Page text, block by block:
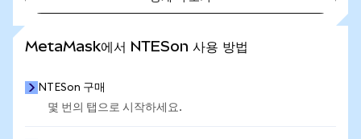
MetaMask에서 NTESon 사용 방법
NTESon 구매
몇 번의 탭으로 시작하세요.